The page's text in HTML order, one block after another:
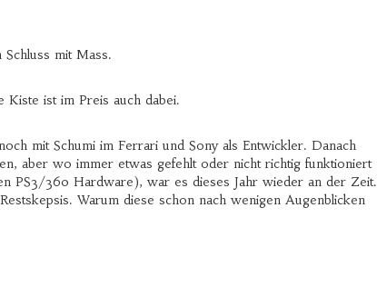
mit Mass.
ist im Preis auch dabei.
mit Schumi im Ferrari und Sony als Entwickler. Danach
aber wo immer etwas gefehlt oder nicht richtig funktioniert
PS3/360 Hardware), war es dieses Jahr wieder an der Zeit.
Warum diese schon nach wenigen Augenblicken